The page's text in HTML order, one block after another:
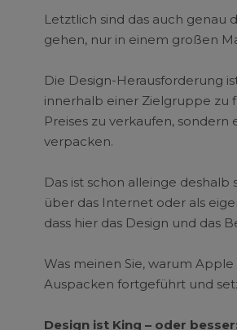
Letztlich sind das auch genau
gehen, nur in einem großen
Die Design-Herausforderung
innerhalb einer Zielgruppe zu
Preises zu verkaufen,
verpacken.
Das ist schon alleinge
über das Internet oder als
dass hier das Design und das
Was meinen Sie, warum
Auspacken fortgeführt und
Design ist King – oder